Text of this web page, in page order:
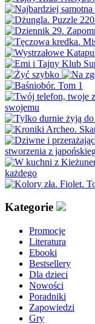
Kategorie
Promocje
Literatura
Ebooki
Bestsellery
Dla dzieci
Nowości
Poradniki
Zapowiedzi
Gry